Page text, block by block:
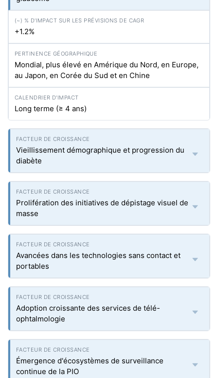
+1.2%
Mondial, plus élevé en Amérique du Nord, en Europe,
au Japon, en Corée du Sud et en Chine
Long terme (≥ 4 ans)
Vieillissement démographique et progression du
diabète
Prolifération des initiatives de dépistage visuel de
masse
Avancées dans les technologies sans contact et
portables
Adoption croissante des services de télé-
ophtalmologie
Émergence d'écosystèmes de surveillance
continue de la PIO